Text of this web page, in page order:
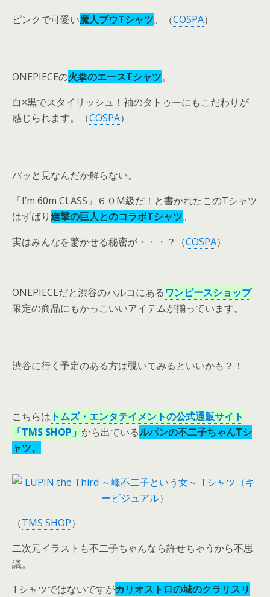
ピンクで可愛い魔人ブウTシャツ。（COSPA）
ONEPIECEの火拳のエースTシャツ。
白×黒でスタイリッシュ！袖のタトゥーにもこだわりが
感じられます。（COSPA）
パッと見なんだか解らない。
「I’m 60m CLASS」６０M級だ！と書かれたこのTシャツ
はずばり進撃の巨人とのコラボTシャツ。
実はみんなを驚かせる秘密が・・・？（COSPA）
ONEPIECEだと渋谷のパルコにあるワンピースショップ
限定の商品にもかっこいいアイテムが揃っています。
渋谷に行く予定のある方は覗いてみるといいかも？！
こちらは トムズ・エンタテイメントの公式通販サイト
「TMS SHOP」 から出ているルパンの不二子ちゃんTシ
ャツ。
（TMS SHOP）
二次元イラストも不二子ちゃんなら許せちゃうから不思
議。
Tシャツではないですがカリオストロの城のクラリスリ